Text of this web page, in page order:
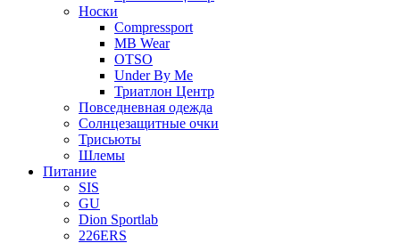
Носки
Compressport
MB Wear
OTSO
Under By Me
Триатлон Центр
Повседневная одежда
Солнцезащитные очки
Трисьюты
Шлемы
Питание
SIS
GU
Dion Sportlab
226ERS